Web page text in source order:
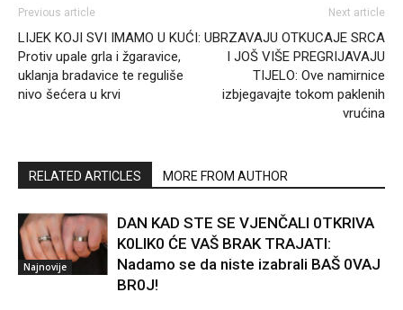
Previous article
LIJEK KOJI SVI IMAMO U KUĆI:
Protiv upale grla i žgaravice,
uklanja bradavice te reguliše
nivo šećera u krvi
Next article
UBRZAVAJU OTKUCAJE SRCA
I JOŠ VIŠE PREGRIJAVAJU
TIJELO: Ove namirnice
izbjegavajte tokom paklenih
vrućina
RELATED ARTICLES MORE FROM AUTHOR
Najnovije
DAN KAD STE SE VJENČALI 0TKRIVA
K0LIK0 ĆE VAŠ BRAK TRAJATI:
Nadamo se da niste izabrali BAŠ 0VAJ
BR0J!